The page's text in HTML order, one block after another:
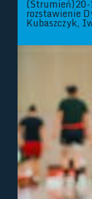
rozstawienie
Kubaszczyk,